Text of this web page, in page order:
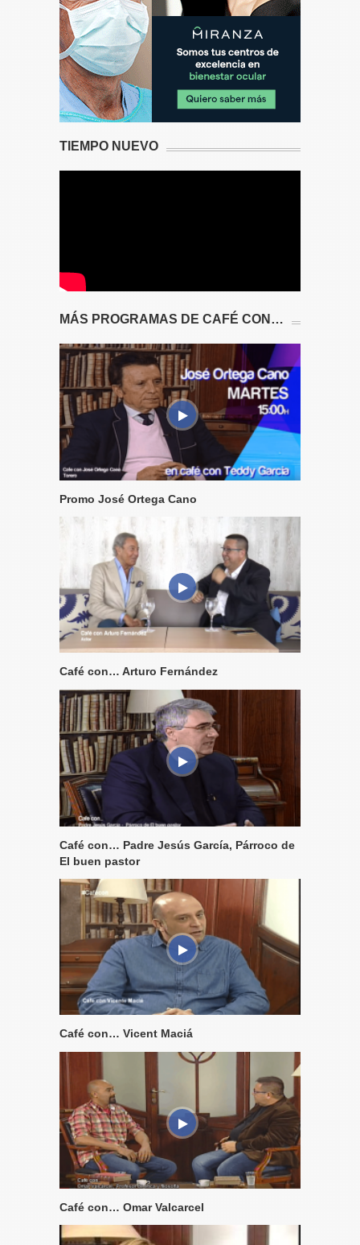
TIEMPO NUEVO
MÁS PROGRAMAS DE CAFÉ CON…
Promo José Ortega Cano
Café con… Arturo Fernández
Café con… Padre Jesús García, Párroco de
El buen pastor
Café con… Vicent Maciá
Café con… Omar Valcarcel